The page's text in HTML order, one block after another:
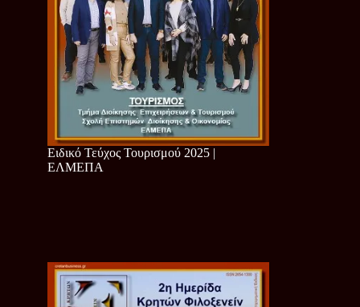
Ειδικό Τεύχος Τουρισμού 2025 |
ΕΛΜΕΠΑ